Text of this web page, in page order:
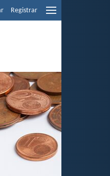
Registrar